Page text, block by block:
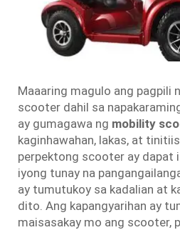
Maaaring magulo ang pagpili
scooter dahil sa
ay gumagawa ng mobility
kaginhawahan, lakas, at
perpektong scooter ay dapat
iyong tunay na
ay tumutukoy sa kadalian at
dito. Ang kapangyarihan ay
maisasakay mo ang scooter,